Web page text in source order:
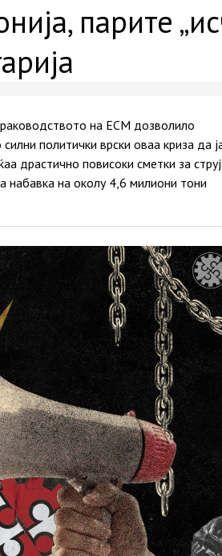
парите
на ЕСМ дозволило
политички врски оваа криза да
драстично повисоки сметки за
на околу 4,6 милиони тони